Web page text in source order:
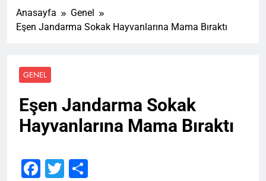
Anasayfa
Genel
Eşen Jandarma Sokak Hayvanlarına Mama Bıraktı
GENEL
Eşen Jandarma Sokak
Hayvanlarına Mama Bıraktı
Facebook
Twitter